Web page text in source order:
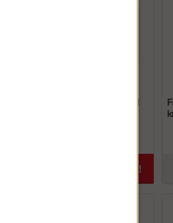
Dubbelf?ste till L-st?d
Köp!